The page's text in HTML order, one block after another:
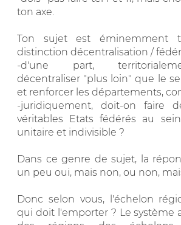
ton axe.
Ton sujet est éminemment
distinction décentralisation /
-d'une part,
décentraliser "plus loin" que le
et renforcer les départements,
-juridiquement, doit-on faire
véritables Etats fédérés au
unitaire et indivisible ?
Dans ce genre de sujet, la
un peu oui, mais non, ou non, mais
Donc selon vous, l'échelon
qui doit l'emporter ? Le système